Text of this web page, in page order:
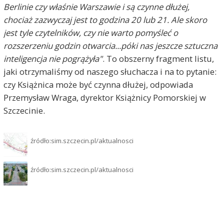
Berlinie czy właśnie Warszawie i są czynne dłużej,
chociaż zazwyczaj jest to godzina 20 lub 21. Ale skoro
jest tyle czytelników, czy nie warto pomyśleć o
rozszerzeniu godzin otwarcia...póki nas jeszcze sztuczna
inteligencja nie pogrążyła". To obszerny fragment listu,
jaki otrzymaliśmy od naszego słuchacza i na to pytanie:
czy Książnica może być czynna dłużej, odpowiada
Przemysław Wraga, dyrektor Książnicy Pomorskiej w
Szczecinie.
źródło:sim.szczecin.pl/aktualnosci
źródło:sim.szczecin.pl/aktualnosci